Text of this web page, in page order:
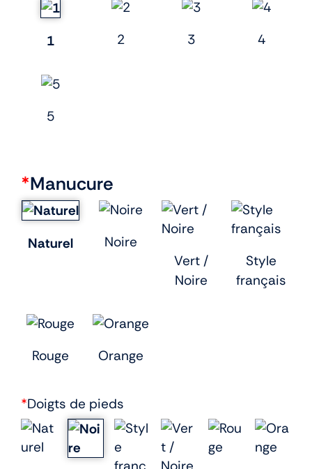
1 2 3 4
5
*Manucure
Naturel
Noire
Vert /
Noire
Style
français
Rouge Orange
*Doigts de pieds